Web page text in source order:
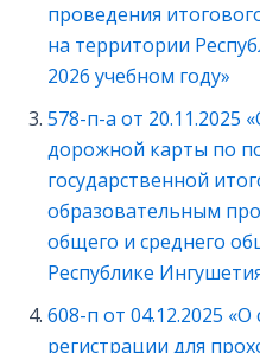
проведения
на территории
2026 учебном году»
578-п-а от 20.11.2025
дорожной карты по
государственной
образовательным
общего и среднего
Республике
608-п от 04.12.2025 «О
регистрации для